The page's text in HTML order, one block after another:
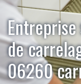
de
06260